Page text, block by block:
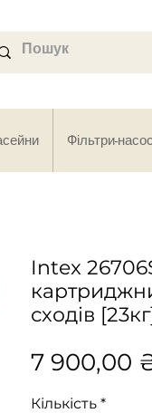
Intex
сходів
7 900,00
Кількість *
Фільтри-